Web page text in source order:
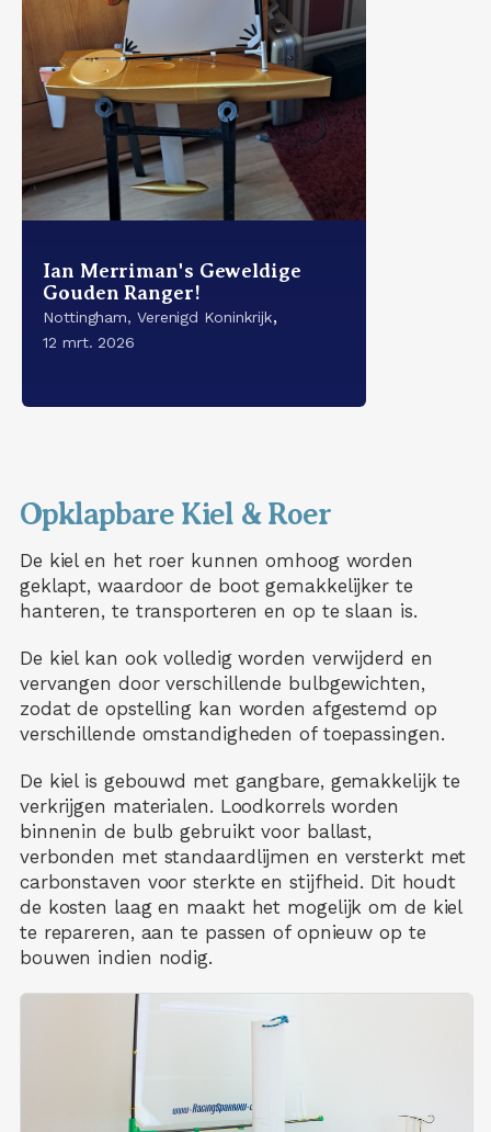
Ian Merriman's Geweldige
Gouden Ranger!
Nottingham, Verenigd Koninkrijk,
12 mrt. 2026
Opklapbare Kiel & Roer
De kiel en het roer kunnen omhoog worden
geklapt, waardoor de boot gemakkelijker te
hanteren, te transporteren en op te slaan is.
De kiel kan ook volledig worden verwijderd en
vervangen door verschillende bulbgewichten,
zodat de opstelling kan worden afgestemd op
verschillende omstandigheden of toepassingen.
De kiel is gebouwd met gangbare, gemakkelijk te
verkrijgen materialen. Loodkorrels worden
binnenin de bulb gebruikt voor ballast,
verbonden met standaardlijmen en versterkt met
carbonstaven voor sterkte en stijfheid. Dit houdt
de kosten laag en maakt het mogelijk om de kiel
te repareren, aan te passen of opnieuw op te
bouwen indien nodig.